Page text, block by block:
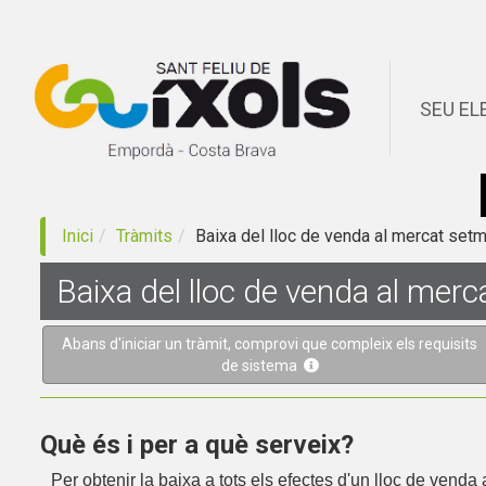
SEU
Inici Tràmits Baixa del lloc de venda al mercat
Baixa del lloc de venda al
Abans d'iniciar un tràmit, comprovi que compleix els requisits
de sistema
Què és i per a què serveix?
Per obtenir la baixa a tots els efectes d'un lloc de venda